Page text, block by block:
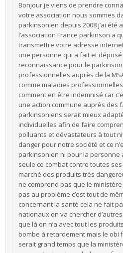
Bonjour je viens de prendre
votre association nous sommes
parkinsonien depuis 2008 j’ai été
l’association France parkinson a
transmettre votre adresse
une personne qui a fait et
reconnaissance pour le
professionnelles auprès de la
comme maladies
comment en être indemnisé car
une action commune auprès des
parkinsoniens serait mieux
individuelles afin de faire
polluants et dévastateurs à tout
danger pour notre société et ce
parkinsonien ni pour la personne
seule ce combat contre toutes
marché des produits très
ne comprend pas que le
pas au problème c’est tout de
concernant la santé cela ne fait
nationaux on va chercher
que là on n’a avec tout les
bombe à retardement mais le obi
serait grand temps que la